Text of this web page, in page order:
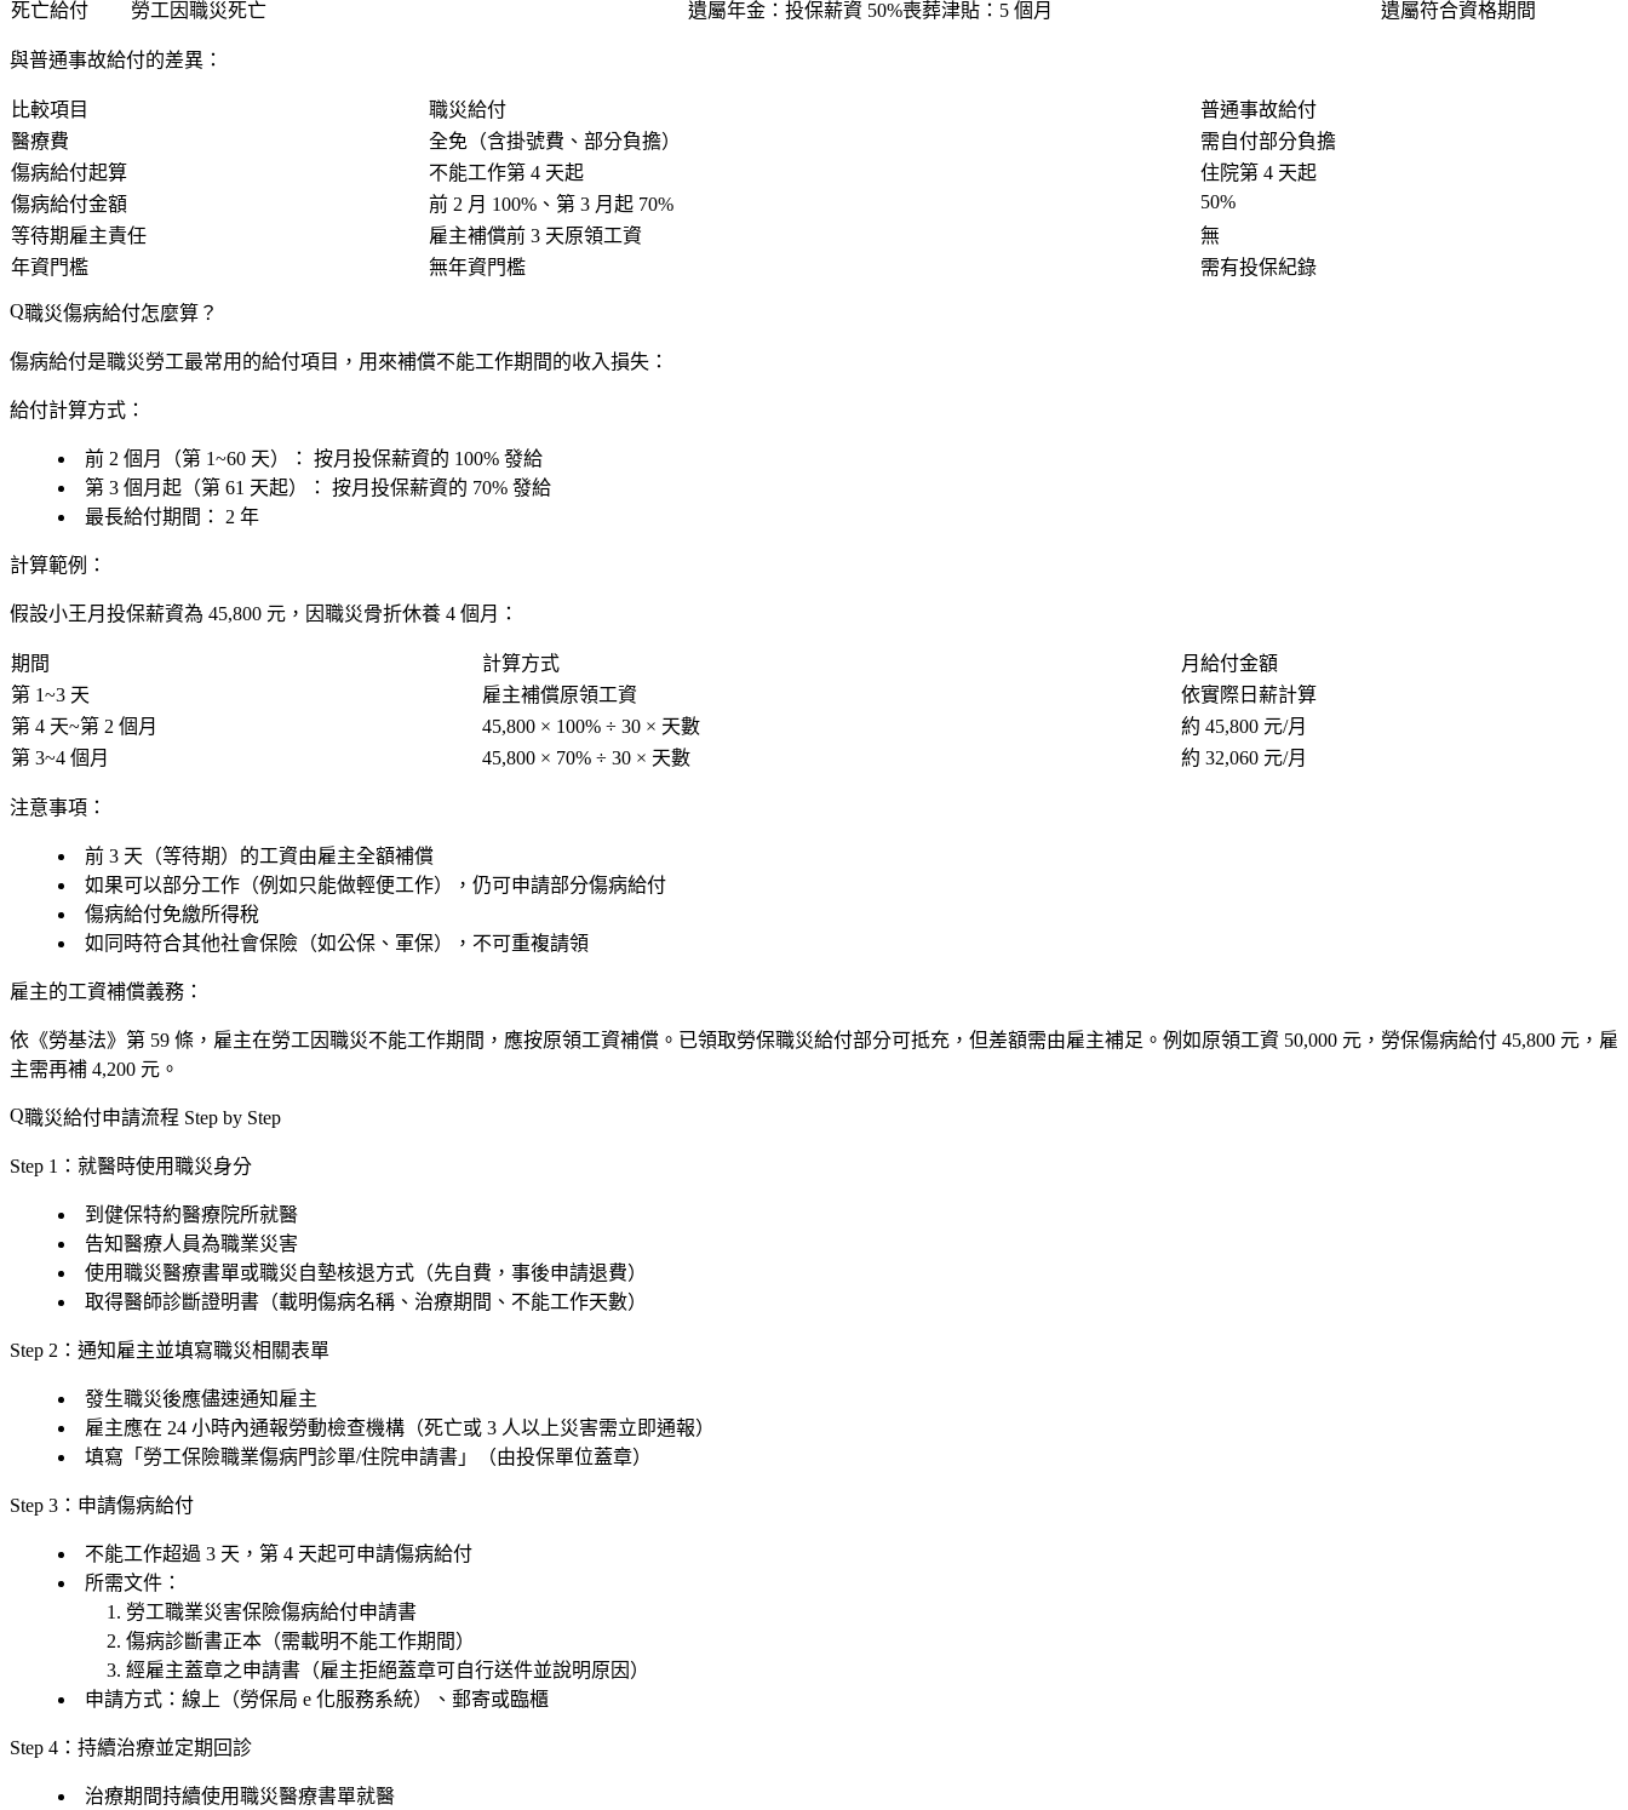
死亡給付
勞工因職災死亡 遺屬年金：投保薪資 50%喪葬津貼：5 個月 遺屬符合資格期間
與普通事故給付的差異：
比較項目 職災給付
普通事故給付
醫療費
全免 （含掛號費、部分負擔）
需自付部分負擔
傷病給付起算
不能工作第 4 天起 住院第 4 天起
傷病給付金額
前 2 月 100%、第 3 月起 70%
50%
等待期雇主責任
雇主補償前 3 天原領工資
無
年資門檻
無年資門檻 需有投保紀錄
職災傷病給付怎麼算？
傷病給付是職災勞工最常用的給付項目，用來補償不能工作期間的收入損失：
給付計算方式：
前 2 個月（第 1~60 天）： 按月投保薪資的 100% 發給
第 3 個月起（第 61 天起）： 按月投保薪資的 70% 發給
最長給付期間：
2 年
計算範例：
假設小王月投保薪資為 45,800 元，因職災骨折休養 4 個月：
期間 計算方式
月給付金額
第 1~3 天
雇主補償原領工資
依實際日薪計算
第 4 天~第 2 個月
45,800 × 100% ÷ 30 × 天數
約 45,800 元/月
第 3~4 個月
45,800 × 70% ÷ 30 × 天數 約 32,060 元/月
注意事項：
前 3 天（等待期）的工資由雇主全額補償
如果可以部分工作（例如只能做輕便工作），仍可申請部分傷病給付
傷病給付免繳所得稅
如同時符合其他社會保險（如公保、軍保），不可重複請領
雇主的工資補償義務：
依《勞基法》第 59 條，雇主在勞工因職災不能工作期間，應按原領工資補償。已領取勞保職災給付部分可抵充，但差額需由雇主補足。例如原領工資 50,000 元，勞保傷病給付 45,800 元，雇
主需再補 4,200 元。
職災給付申請流程 Step by Step
Step 1：就醫時使用職災身分
到健保特約醫療院所就醫
告知醫療人員為職業災害
使用職災醫療書單或職災自墊核退方式（先自費，事後申請退費）
取得醫師診斷證明書（載明傷病名稱、治療期間、不能工作天數）
Step 2：通知雇主並填寫職災相關表單
發生職災後應儘速通知雇主
雇主應在 24 小時內通報勞動檢查機構（死亡或 3 人以上災害需立即通報）
填寫「勞工保險職業傷病門診單/住院申請書」（由投保單位蓋章）
Step 3：申請傷病給付
不能工作超過 3 天，第 4 天起可申請傷病給付
所需文件：
勞工職業災害保險傷病給付申請書
傷病診斷書正本（需載明不能工作期間）
經雇主蓋章之申請書（雇主拒絕蓋章可自行送件並說明原因）
申請方式：線上（勞保局 e 化服務系統）、郵寄或臨櫃
Step 4：持續治療並定期回診
治療期間持續使用職災醫療書單就醫